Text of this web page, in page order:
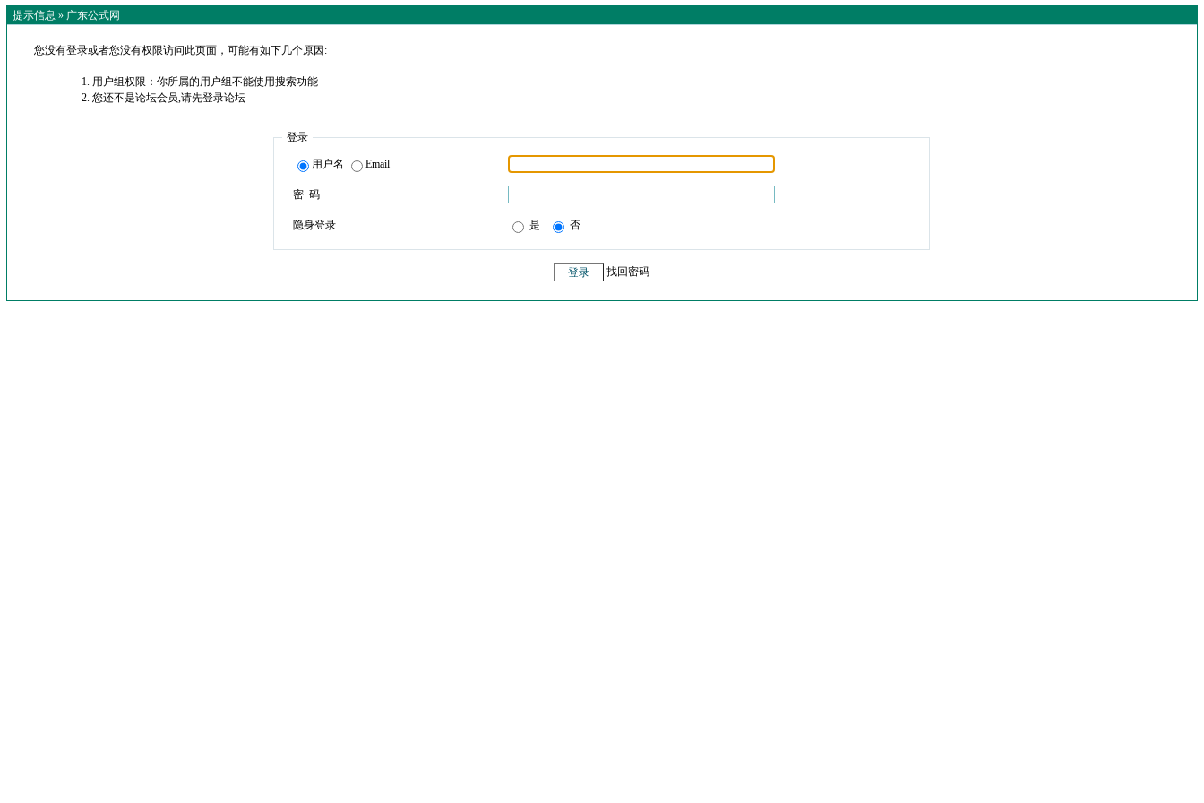
提示信息 » 广东公式网
您没有登录或者您没有权限访问此页面，可能有如下几个原因:
用户组权限：你所属的用户组不能使用搜索功能
您还不是论坛会员,请先登录论坛
登录
用户名 Email
密 码
隐身登录 是 否
找回密码